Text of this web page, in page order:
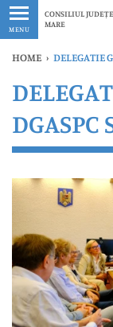
MENU
CONSILIUL
MARE
HOME › DELEGATIE
DGASPC